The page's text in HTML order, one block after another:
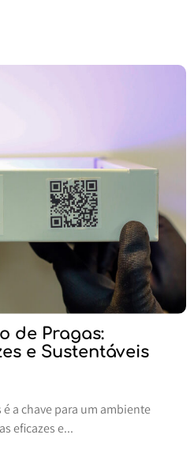
de Pragas:
e Sustentáveis
a chave para um ambiente
eficazes e...